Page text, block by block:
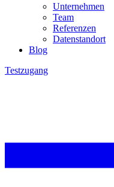
Unternehmen
Team
Referenzen
Datenstandort
Blog
Testzugang